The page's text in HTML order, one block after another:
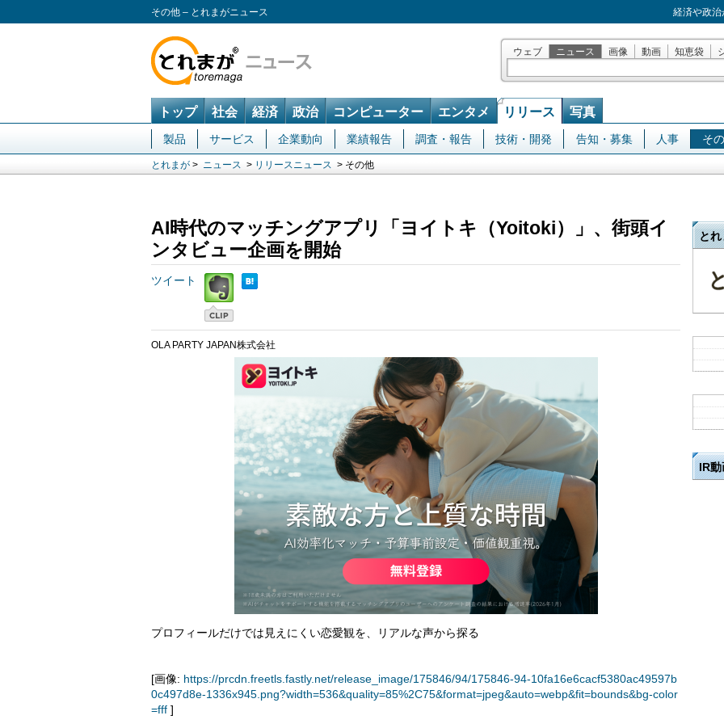
その他 – とれまがニュース 経済や政
ウェブ ニュース 画像 動画 知恵袋
トップ 社会 経済 政治 コンピューター エンタメ リリース 写真
製品 サービス 企業動向 業績報告 調査・報告 技術・開発 告知・募集 人事 そ
とれまが > ニュース > リリースニュース > その他
AI時代のマッチングアプリ「ヨイトキ（Yoitoki）」、街頭イ
ンタビュー企画を開始
ツイート
OLA PARTY JAPAN株式会社
プロフィールだけでは見えにくい恋愛観を、リアルな声から探る
[画像: https://prcdn.freetls.fastly.net/release_image/175846/94/175846-94-10fa16e6cacf5380ac49597b
0c497d8e-1336x945.png?width=536&quality=85%2C75&format=jpeg&auto=webp&fit=bounds&bg-color
=fff ]
とれ
IR動